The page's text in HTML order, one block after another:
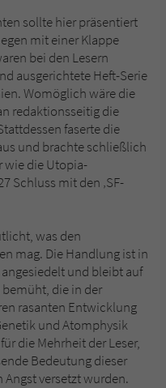
sollte hier präsentiert
mit einer Klappe
bei den Lesern
ausgerichtete Heft-Serie
Womöglich wäre die
redaktionsseitig die
faserte die
und brachte schließlich
wie die Utopia-
Schluss mit den ‚SF-
was den
mag. Die Handlung ist in
und bleibt auf
bemüht, die in der
rasanten Entwicklung
und Atomphysik
die Mehrheit der Leser,
Bedeutung dieser
versetzt wurden.